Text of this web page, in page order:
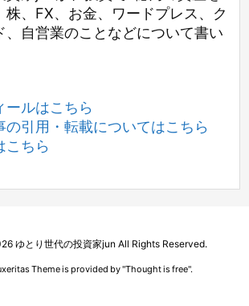
株、FX、お金、ワードプレス、ク
、自営業のことなどについて書い
ールはこちら
の引用・転載についてはこちら
こちら
ゆとり世代の投資家jun All Rights Reserved.
Theme is provided by "Thought is free".